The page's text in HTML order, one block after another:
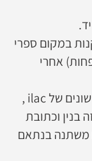
במקום ספרי
אחרי
5. בוונקובר יש 4-5 בניינים במרחקים שונים של ilac ,
בנין וכתובת
משתנה בנתאם